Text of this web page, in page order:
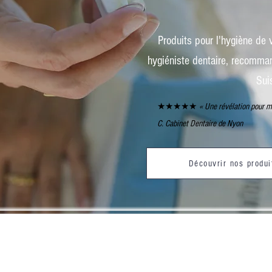
Produits pour l'hygiène de
hygiéniste dentaire,
★★★★★ « Une révélation pour
C. Cabinet Dentaire de Nyon
Découvrir nos